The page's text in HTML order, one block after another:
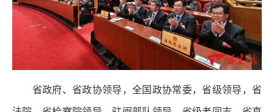
省政府、省政协领导，全国政协常委，省级领导，省